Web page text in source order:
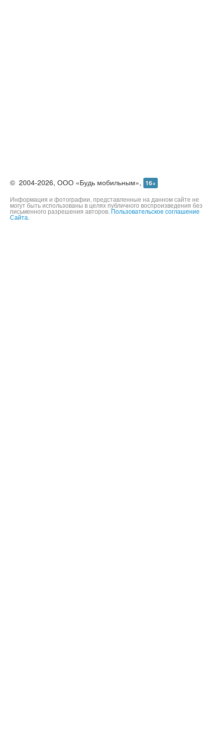
©2004-2026,ООО «Будь мобильным», 16+
Информация и фотографии, представленные на данном сайте не
могут быть использованы в целях публичного воспроизведения без